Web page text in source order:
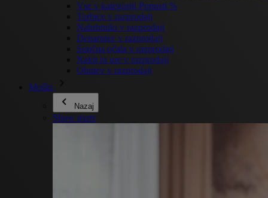
Vse v kategoriji Popusti %
Torbice v razprodaji
Nahrbtniki v razprodaji
Denarnice v razprodaji
Sončna očala v razprodaji
Nakit in ure v razprodaji
Obutev v razprodaji
Moški
Nazaj
Show more